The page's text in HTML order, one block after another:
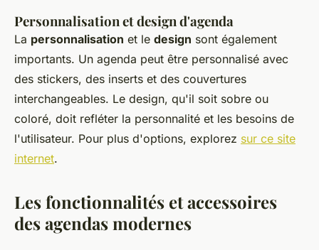
Personnalisation et design d'agenda
La personnalisation et le design sont également
importants. Un agenda peut être personnalisé avec
des stickers, des inserts et des couvertures
interchangeables. Le design, qu'il soit sobre ou
coloré, doit refléter la personnalité et les besoins de
l'utilisateur. Pour plus d'options, explorez sur ce site
internet.
Les fonctionnalités et accessoires
des agendas modernes